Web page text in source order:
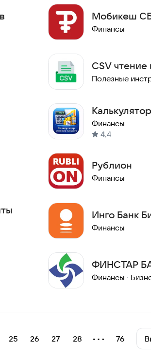
Мобикеш
Финансы
CSV
файлов. CSV
Полезные
процента
Финансы
4,4
Рублион
Финансы
Инго Банк
Финансы
ФИНСТАР
Финансы ·
25 26 27 28 ⋯ 76